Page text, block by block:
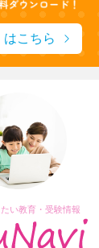
はこちら
い教育・受験情報